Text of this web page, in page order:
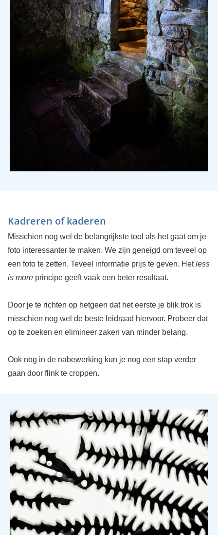
Kadreren of kaderen
Misschien nog wel de belangrijkste tool als het gaat om je
foto interessanter te maken. We zijn geneigd om teveel op
een foto te zetten. Teveel informatie prijs te geven. Hetless
is moreprincipe geeft vaak een beter resultaat.
Door je te richten op hetgeen dat het eerste je blik trok is
misschien nog wel de beste leidraad hiervoor. Probeer dat
op te zoeken en elimineer zaken van minder belang.
Ook nog in de nabewerking kun je nog een stap verder
gaan door flink te croppen.